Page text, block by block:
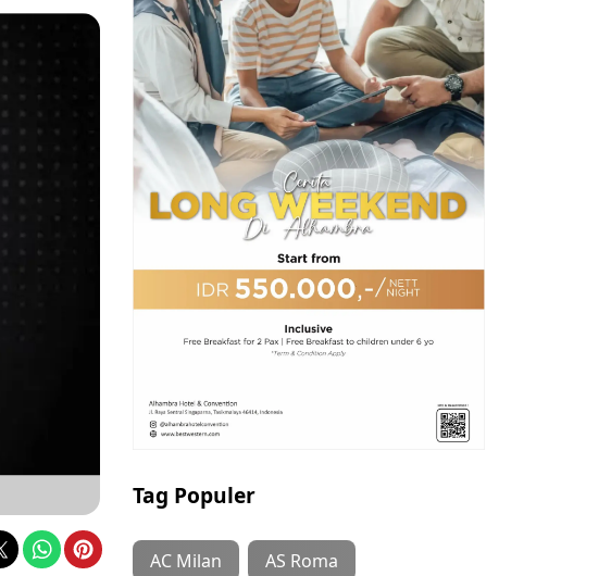
Tag Populer
AC Milan AS Roma